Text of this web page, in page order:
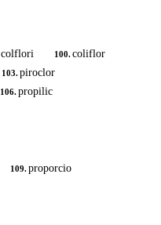
colflori 100.coliflor
103.piroclor
106.propilic
109.proporcio